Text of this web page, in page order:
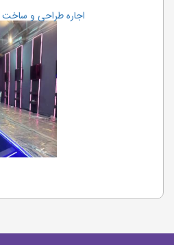
اجاره طراحی و ساخت